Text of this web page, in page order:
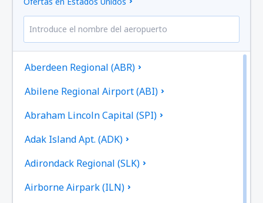
Aberdeen Regional (ABR)
Abilene Regional Airport (ABI)
Abraham Lincoln Capital (SPI)
Adak Island Apt. (ADK)
Adirondack Regional (SLK)
Airborne Airpark (ILN)